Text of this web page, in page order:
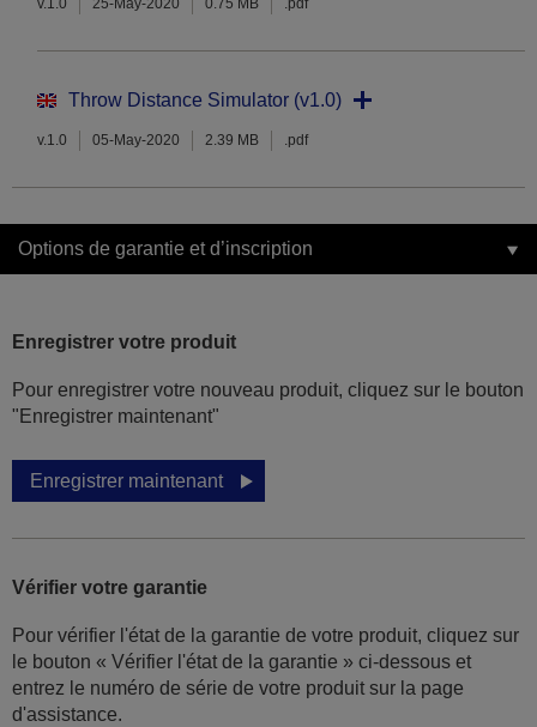
v.1.0 25-May-2020 0.75 MB .pdf
Throw Distance Simulator (v1.0)
v.1.0 05-May-2020 2.39 MB .pdf
Options de garantie et d’inscription
Enregistrer votre produit
Pour enregistrer votre nouveau produit, cliquez sur le bouton
"Enregistrer maintenant"
Enregistrer maintenant
Vérifier votre garantie
Pour vérifier l'état de la garantie de votre produit, cliquez sur
le bouton « Vérifier l'état de la garantie » ci-dessous et
entrez le numéro de série de votre produit sur la page
d'assistance.